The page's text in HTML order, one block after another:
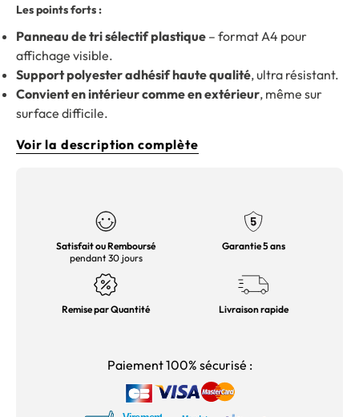
Les points forts :
Panneau de tri sélectif plastique – format A4 pour
affichage visible.
Support polyester adhésif haute qualité, ultra résistant.
Convient en intérieur comme en extérieur, même sur
surface difficile.
Voir la description complète
Satisfait ou Remboursé
pendant 30 jours
Garantie 5 ans
Remise par Quantité Livraison rapide
Paiement 100% sécurisé :